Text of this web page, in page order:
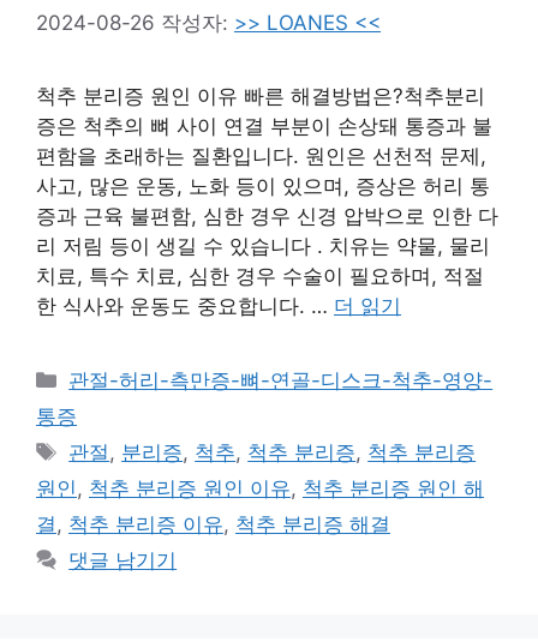
2024-08-26 작성자: >> LOANES <<
척추 분리증 원인 이유 빠른 해결방법은?척추분리
증은 척추의 뼈 사이 연결 부분이 손상돼 통증과 불
편함을 초래하는 질환입니다. 원인은 선천적 문제,
사고, 많은 운동, 노화 등이 있으며, 증상은 허리 통
증과 근육 불편함, 심한 경우 신경 압박으로 인한 다
리 저림 등이 생길 수 있습니다 . 치유는 약물, 물리
치료, 특수 치료, 심한 경우 수술이 필요하며, 적절
한 식사와 운동도 중요합니다. … 더 읽기
카
테
고
리
관절-허리-측만증-뼈-연골-디스크-척추-영양-
통증
태
그
관절 , 분리증, 척추, 척추 분리증, 척추 분리증
원인 , 척추 분리증 원인 이유, 척추 분리증 원인 해
결 , 척추 분리증 이유, 척추 분리증 해결
댓글 남기기